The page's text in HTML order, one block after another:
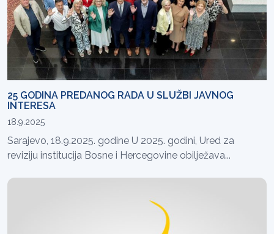
25 GODINA PREDANOG RADA U SLUŽBI JAVNOG
INTERESA
18.9.2025
Sarajevo, 18.9.2025. godine U 2025. godini, Ured za
reviziju institucija Bosne i Hercegovine obilježava...